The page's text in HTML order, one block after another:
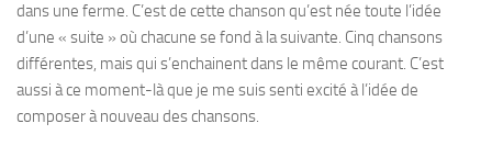
dans une ferme. C’est de cette chanson qu’est née toute l’idée
d’une « suite » où chacune se fond à la suivante. Cinq chansons
différentes, mais qui s’enchainent dans le même courant. C’est
aussi à ce moment-là que je me suis senti excité à l’idée de
composer à nouveau des chansons.